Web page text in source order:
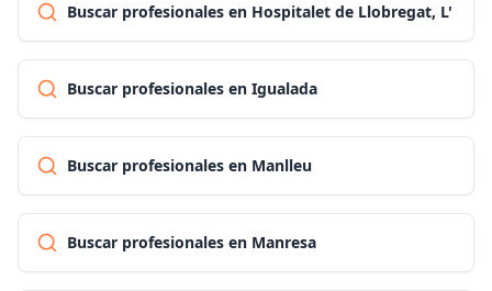
Buscar profesionales en Hospitalet de Llobregat, L'
Buscar profesionales en Igualada
Buscar profesionales en Manlleu
Buscar profesionales en Manresa